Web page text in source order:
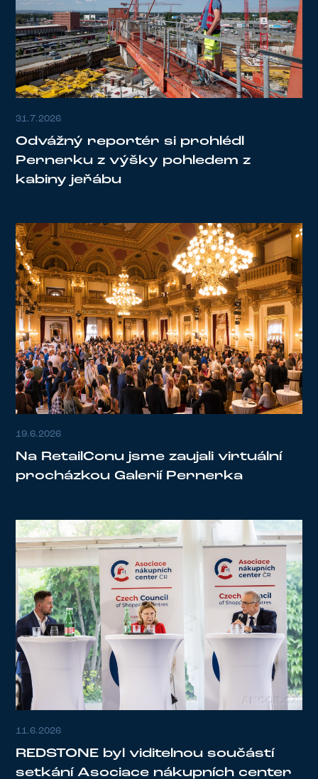
31.7.2026
Odvážný reportér si prohlédl
Pernerku z výšky pohledem z
kabiny jeřábu
19.6.2026
Na RetailConu jsme zaujali virtuální
procházkou Galerií Pernerka
11.6.2026
REDSTONE byl viditelnou součástí
setkání Asociace nákupních center